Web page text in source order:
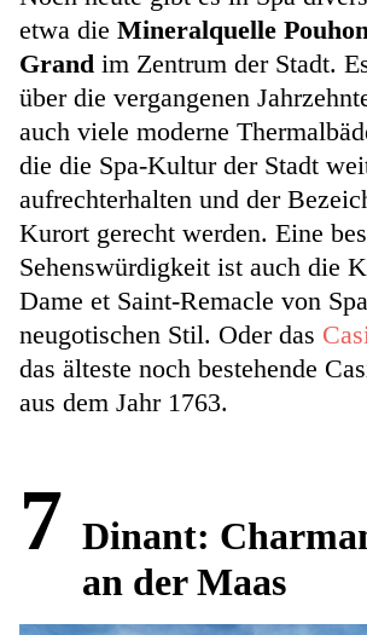
etwa die Mineralquelle
Grand im Zentrum der Stadt.
über die vergangenen
auch viele moderne
die die Spa-Kultur der Stadt
aufrechterhalten und der
Kurort gerecht werden. Eine
Sehenswürdigkeit ist auch die
Dame et Saint-Remacle von
neugotischen Stil. Oder das
das älteste noch bestehende
aus dem Jahr 1763.
7 Dinant:
an der Maas